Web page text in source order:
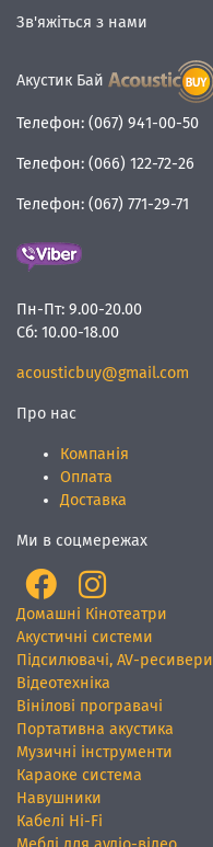
Зв'яжіться з нами
Акустик Бай
Телефон: (067) 941-00-50
Телефон: (066) 122-72-26
Телефон: (067) 771-29-71
Пн-Пт: 9.00-20.00
Сб: 10.00-18.00
acousticbuy@gmail.com
Про нас
Компанія
Оплата
Доставка
Ми в соцмережах
Домашні Кінотеатри
Акустичні системи
Підсилювачі, AV-ресивери
Відеотехніка
Вінілові програвачі
Портативна акустика
Музичні інструменти
Караоке система
Навушники
Кабелі Hi-Fi